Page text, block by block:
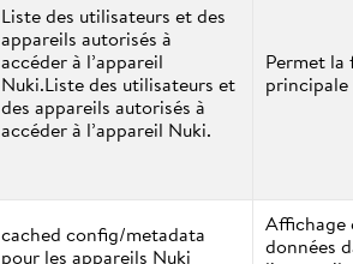
Liste des utilisateurs et des
appareils autorisés à
accéder à l’appareil
Nuki.Liste des utilisateurs et
des appareils autorisés à
accéder à l’appareil Nuki.
Permet
principale
cached config/metadata
pour les appareils Nuki
Affichage
données